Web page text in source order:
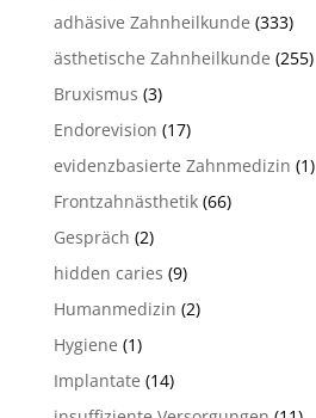
adhäsive Zahnheilkunde (333)
ästhetische Zahnheilkunde (255)
Bruxismus (3)
Endorevision (17)
evidenzbasierte Zahnmedizin (1)
Frontzahnästhetik(66)
Gespräch (2)
hidden caries (9)
Humanmedizin (2)
Hygiene (1)
Implantate (14)